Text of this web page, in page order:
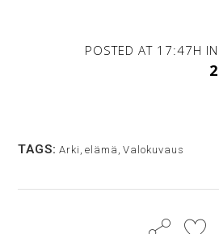
POSTED AT 17:47H IN
TAGS: Arki ,elämä ,Valokuvaus